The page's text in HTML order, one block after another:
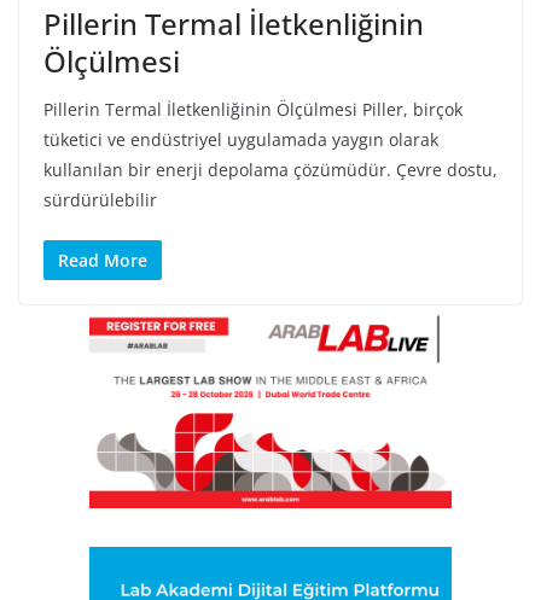
Pillerin Termal İletkenliğinin
Ölçülmesi
Pillerin Termal İletkenliğinin Ölçülmesi Piller, birçok
tüketici ve endüstriyel uygulamada yaygın olarak
kullanılan bir enerji depolama çözümüdür. Çevre dostu,
sürdürülebilir
Read More